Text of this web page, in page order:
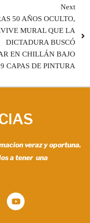
Next
50 AÑOS OCULTO,
MURAL QUE LA
DICTADURA BUSCÓ
EN CHILLÁN BAJO
CAPAS DE PINTURA
veraz y oportuna.
a tener una